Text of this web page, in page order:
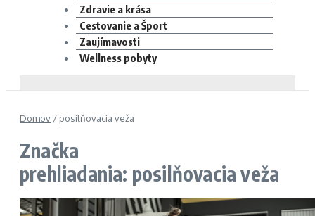
Zdravie a krása
Cestovanie a Šport
Zaujímavosti
Wellness pobyty
Domov / posilňovacia veža
Značka
prehliadania: posilňovacia veža